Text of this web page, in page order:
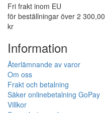
Fri frakt inom EU
för beställningar över 2 300,00
kr
Information
Återlämnande av varor
Om oss
Frakt och betalning
Säker onlinebetalning GoPay
Villkor